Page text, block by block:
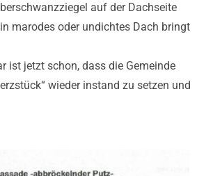
auf der Dachseite
marodes oder undichtes Dach bringt
ist jetzt schon, dass die Gemeinde
wieder instand zu setzen und